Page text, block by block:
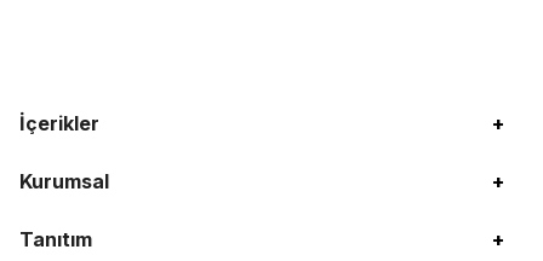
İçerikler +
Kurumsal +
Tanıtım +